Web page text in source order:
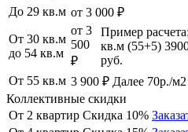
До 29 кв.м от 3 000 ₽
От 30 кв.м
до 54 кв.м
от 3
500
₽
Пример
кв.м (55+5)
руб.
От 55 кв.м 3 900 ₽ Далее 70р./м2
Коллективные скидки
От 2 квартир Скидка 10%